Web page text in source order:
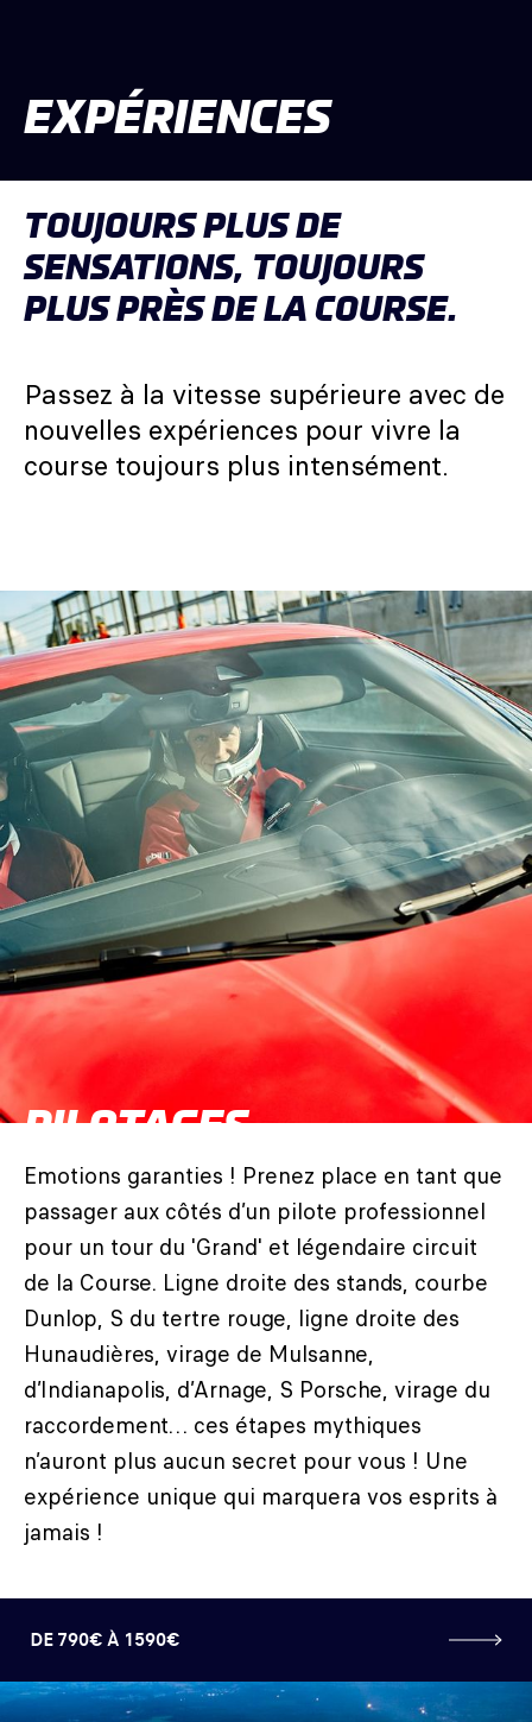
EXPÉRIENCES
TOUJOURS PLUS DE
SENSATIONS, TOUJOURS
PLUS PRÈS DE LA COURSE.
Passez à la vitesse supérieure avec de
nouvelles expériences pour vivre la
course toujours plus intensément.
PILOTAGES
Emotions garanties ! Prenez place en tant que
passager aux côtés d’un pilote professionnel
pour un tour du 'Grand' et légendaire circuit
de la Course. Ligne droite des stands, courbe
Dunlop, S du tertre rouge, ligne droite des
Hunaudières, virage de Mulsanne,
d’Indianapolis, d’Arnage, S Porsche, virage du
raccordement… ces étapes mythiques
n’auront plus aucun secret pour vous ! Une
expérience unique qui marquera vos esprits à
jamais !
DE 790€ À 1590€